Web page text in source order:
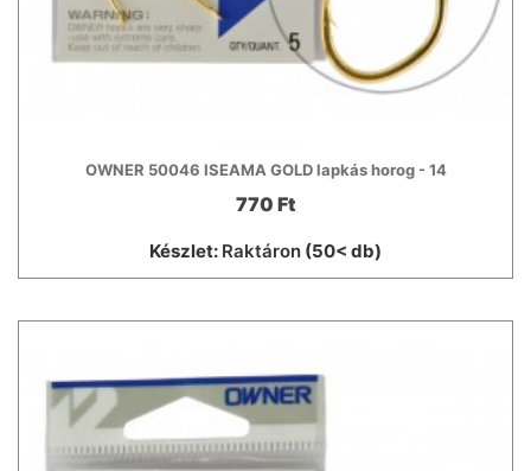
OWNER 50046 ISEAMA GOLD lapkás horog - 14
770 Ft
Készlet: Raktáron (50< db)